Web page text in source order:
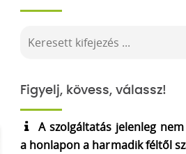
Figyelj, kövess, válassz!
A szolgáltatás jelenleg
a honlapon a harmadik féltől